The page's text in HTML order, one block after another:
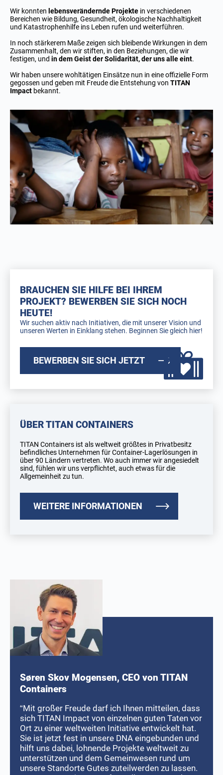
Wir konnten lebensverändernde Projekte in verschiedenen
Bereichen wie Bildung, Gesundheit, ökologische Nachhaltigkeit
und Katastrophenhilfe ins Leben rufen und weiterführen.
In noch stärkerem Maße zeigen sich bleibende Wirkungen in dem
Zusammenhalt, den wir stiften, in den Beziehungen, die wir
festigen, und in dem Geist der Solidarität, der uns alle eint.
Wir haben unsere wohltätigen Einsätze nun in eine offizielle Form
gegossen und geben mit Freude die Entstehung von TITAN
Impact bekannt.
BRAUCHEN SIE HILFE BEI IHREM
PROJEKT? BEWERBEN SIE SICH NOCH
HEUTE!
Wir suchen aktiv nach Initiativen, die mit unserer Vision und
unseren Werten in Einklang stehen. Beginnen Sie gleich hier!
BEWERBEN SIE SICH JETZT
ÜBER TITAN CONTAINERS
TITAN Containers ist als weltweit größtes in Privatbesitz
befindliches Unternehmen für Container-Lagerlösungen in
über 90 Ländern vertreten. Wo auch immer wir angesiedelt
sind, fühlen wir uns verpflichtet, auch etwas für die
Allgemeinheit zu tun.
WEITERE INFORMATIONEN
Søren Skov Mogensen, CEO von TITAN
Containers
“Mit großer Freude darf ich Ihnen mitteilen, dass
sich TITAN Impact von einzelnen guten Taten vor
Ort zu einer weltweiten Initiative entwickelt hat.
Sie ist jetzt fest in unsere DNA eingebunden und
hilft uns dabei, lohnende Projekte weltweit zu
unterstützen und dem Gemeinwesen rund um
unsere Standorte Gutes zuteilwerden zu lassen.